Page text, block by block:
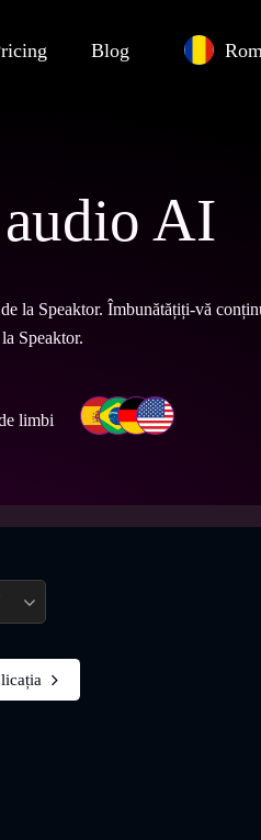
Blog
AI
la Speaktor. Îmbunătățiți-vă
Speaktor.
limbi